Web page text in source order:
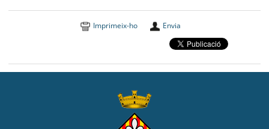
Imprimeix-ho Envia